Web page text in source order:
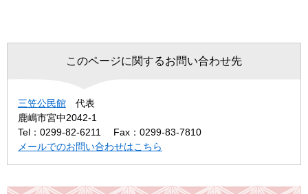
このページに関するお問い合わせ先
三笠公民館
代表
鹿嶋市宮中2042-1
Tel：0299-82-6211
Fax：0299-83-7810
メールでのお問い合わせはこちら